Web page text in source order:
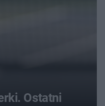
Ostatni